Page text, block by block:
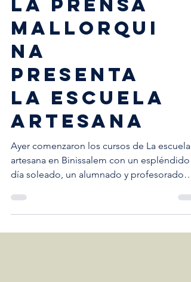
La prensa
mallorqui
na
presenta
La escuela
artesana
Ayer comenzaron los cursos de La escuela
día soleado, un alumnado y profesorado
muy contento y ...